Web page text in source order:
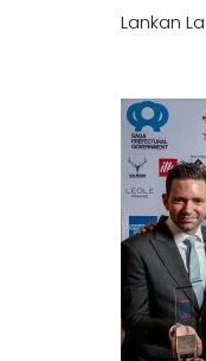
Lankan